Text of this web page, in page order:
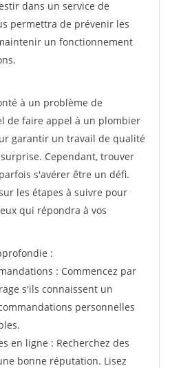
dans un service de
permettra de prévenir les
un fonctionnement
à un problème de
de faire appel à un plombier
garantir un travail de qualité
Cependant, trouver
s'avérer être un défi.
les étapes à suivre pour
qui répondra à vos
:
: Commencez par
s'ils connaissent un
personnelles
en ligne : Recherchez des
bonne réputation. Lisez